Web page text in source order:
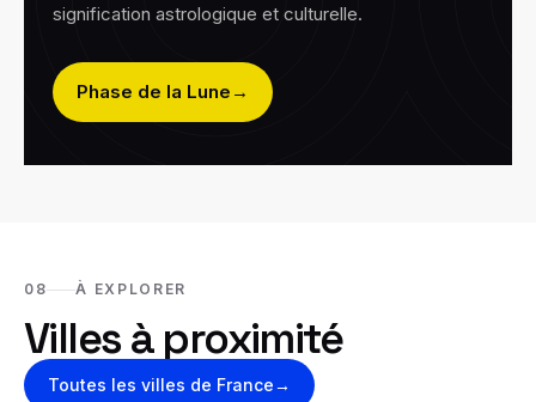
signification astrologique et culturelle.
Phase de la Lune →
08 À EXPLORER
Villes à proximité
Toutes les villes de France→